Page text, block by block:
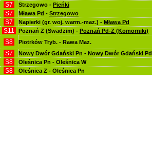
S7 Strzegowo - Pieńki
S7 Mława Pd - Strzegowo
S7 Napierki (gr. woj. warm.-maz.) - Mława Pd
S11 Poznań Z (Swadzim) - Poznań Pd-Z (Komorniki)
S8 Piotrków Tryb. - Rawa Maz.
S7 Nowy Dwór Gdański Pn - Nowy Dwór Gdański Pd
S8 Oleśnica Pn - Oleśnica W
S8 Oleśnica Z - Oleśnica Pn